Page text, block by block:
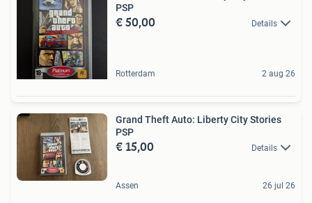
PSP
€ 50,00 Details
Rotterdam 2 aug 26
Grand Theft Auto: Liberty City Stories
PSP
€ 15,00 Details
Assen 26 jul 26